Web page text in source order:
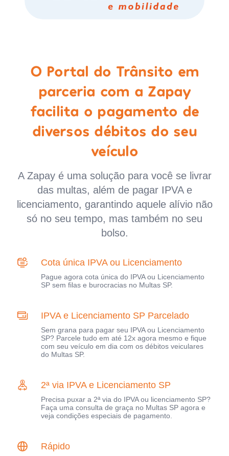
O Portal do Trânsito em
parceria com a Zapay
facilita o pagamento de
diversos débitos do seu
veículo
A Zapay é uma solução para você se livrar
das multas, além de pagar IPVA e
licenciamento, garantindo aquele alívio não
só no seu tempo, mas também no seu
bolso.
Cota única IPVA ou Licenciamento
Pague agora cota única do IPVA ou Licenciamento
SP sem filas e burocracias no Multas SP.
IPVA e Licenciamento SP Parcelado
Sem grana para pagar seu IPVA ou Licenciamento
SP? Parcele tudo em até 12x agora mesmo e fique
com seu veículo em dia com os débitos veiculares
do Multas SP.
2ª via IPVA e Licenciamento SP
Precisa puxar a 2ª via do IPVA ou licenciamento SP?
Faça uma consulta de graça no Multas SP agora e
veja condições especiais de pagamento.
Rápido